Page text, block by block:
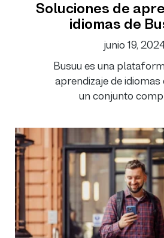
Soluciones de
idiomas de
junio 19,
Busuu es una
aprendizaje de
un conjunto